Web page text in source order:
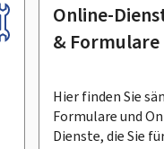
Online-
& Formulare
Hier finden Sie
Formulare und
Dienste, die Sie